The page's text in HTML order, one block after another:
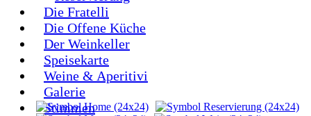
Die Fratelli
Die Offene Küche
Der Weinkeller
Speisekarte
Weine & Aperitivi
Galerie
Stimmen